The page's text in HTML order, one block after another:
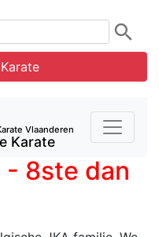
Vlaanderen
Karate
- 8ste dan